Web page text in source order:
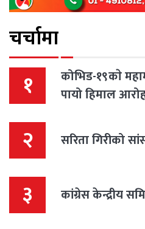
चर्चामा
१
कोभिड-१९काे
पायो हिमाल
२ सरिता गिरीको
३ कांग्रेस केन्द्रीय